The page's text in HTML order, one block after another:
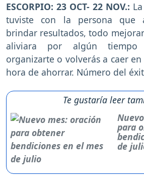
ESCORPIO: 23 OCT- 22 NOV.:
tuviste con la persona que
brindar resultados, todo
aliviara por algún
organizarte o volverás a caer
hora de ahorrar. Número del
Te gustaría leer
para
de